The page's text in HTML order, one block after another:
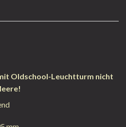
Oldschool-Leuchtturm nicht